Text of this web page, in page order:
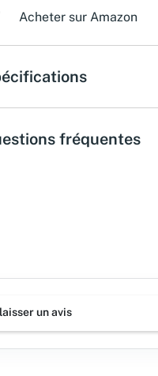
Acheter sur Amazon
fréquentes
un avis